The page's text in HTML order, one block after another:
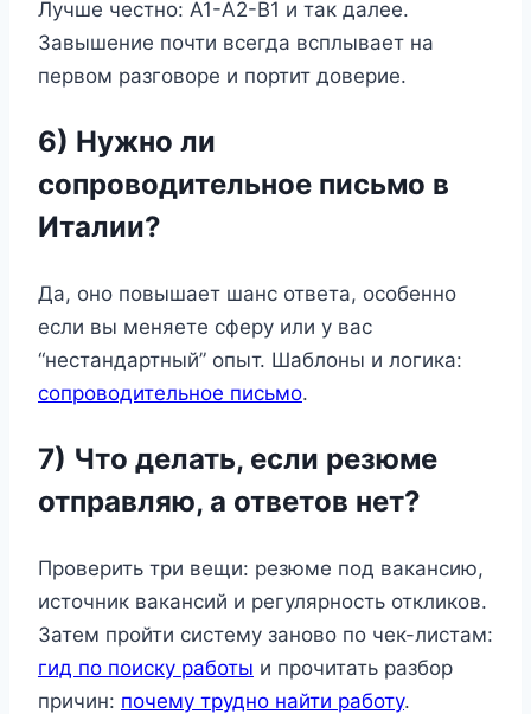
Лучше честно: A1-A2-B1 и так далее.
Завышение почти всегда всплывает на
первом разговоре и портит доверие.
6) Нужно ли
сопроводительное письмо в
Италии?
Да, оно повышает шанс ответа, особенно
если вы меняете сферу или у вас
“нестандартный” опыт. Шаблоны и логика:
сопроводительное письмо.
7) Что делать, если резюме
отправляю, а ответов нет?
Проверить три вещи: резюме под вакансию,
источник вакансий и регулярность откликов.
Затем пройти систему заново по чек-листам:
гид по поиску работы и прочитать разбор
причин: почему трудно найти работу.